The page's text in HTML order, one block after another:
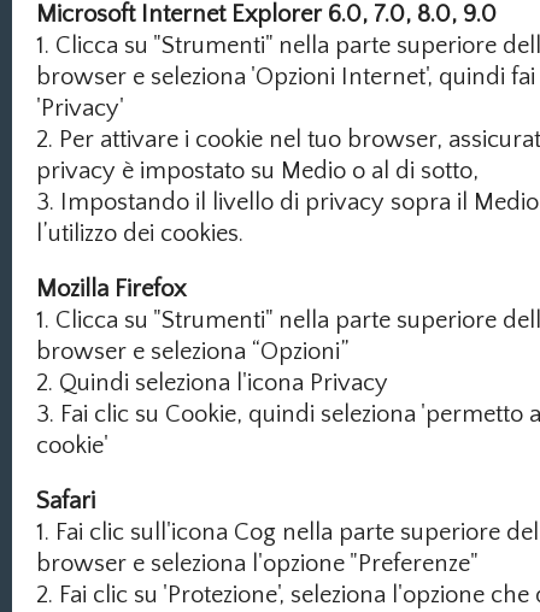
Microsoft Internet Explorer 6.0, 7.0, 8.0, 9.0
1. Clicca su "Strumenti" nella parte superiore
browser e seleziona 'Opzioni Internet', quindi
'Privacy'
2. Per attivare i cookie nel tuo browser,
privacy è impostato su Medio o al di sotto,
3. Impostando il livello di privacy sopra il
l’utilizzo dei cookies.
Mozilla Firefox
1. Clicca su "Strumenti" nella parte superiore
browser e seleziona “Opzioni”
2. Quindi seleziona l'icona Privacy
3. Fai clic su Cookie, quindi seleziona 'permetto
cookie'
Safari
1. Fai clic sull'icona Cog nella parte superiore
browser e seleziona l'opzione "Preferenze"
2. Fai clic su 'Protezione', seleziona l'opzione